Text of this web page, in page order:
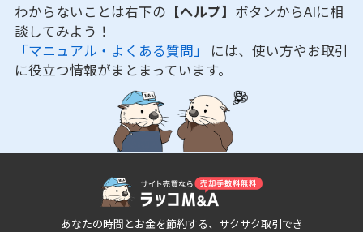
わからないことは右下の 【ヘルプ】 ボタンからAIに相
談してみよう！
「マニュアル・よくある質問」 には、使い方やお取引
に役立つ情報がまとまっています。
あなたの時間とお金を節約する、サクサク取引でき